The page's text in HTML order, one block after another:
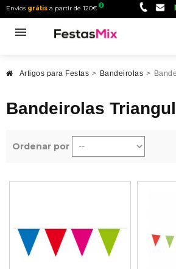
Envios grátis a partir de 120€
Artigos para Festas > Bandeirolas >
Bandeirolas
Ordenar por